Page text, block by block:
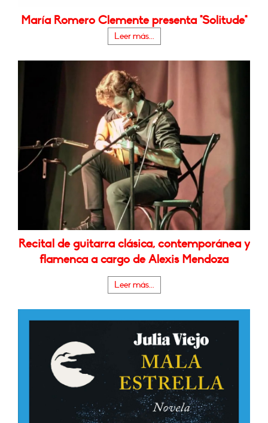
María Romero Clemente presenta "Solitude"
Leer más...
Recital de guitarra clásica, contemporánea y
flamenca a cargo de Alexis Mendoza
Leer más...